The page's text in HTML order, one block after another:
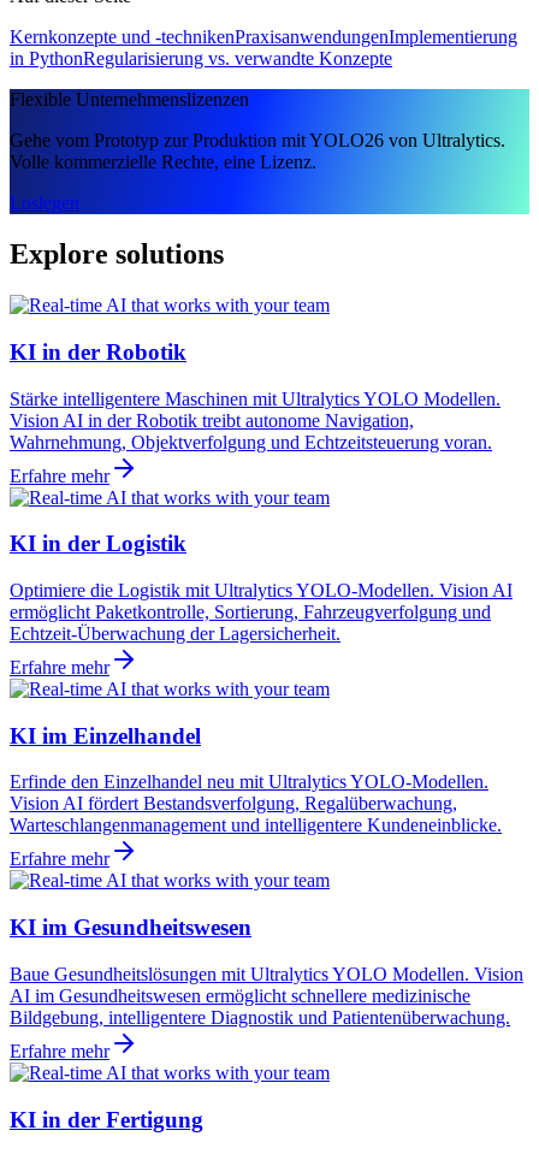
Kernkonzepte und -technikenPraxisanwendungenImplementierung
in PythonRegularisierung vs. verwandte Konzepte
Flexible Unternehmenslizenzen
Gehe vom Prototyp zur Produktion mit YOLO26 von Ultralytics.
Volle kommerzielle Rechte, eine Lizenz.
Loslegen
Explore solutions
KI in der Robotik
Stärke intelligentere Maschinen mit Ultralytics YOLO Modellen.
Vision AI in der Robotik treibt autonome Navigation,
Wahrnehmung, Objektverfolgung und Echtzeitsteuerung voran.
Erfahre mehr
KI in der Logistik
Optimiere die Logistik mit Ultralytics YOLO-Modellen. Vision AI
ermöglicht Paketkontrolle, Sortierung, Fahrzeugverfolgung und
Echtzeit-Überwachung der Lagersicherheit.
Erfahre mehr
KI im Einzelhandel
Erfinde den Einzelhandel neu mit Ultralytics YOLO-Modellen.
Vision AI fördert Bestandsverfolgung, Regalüberwachung,
Warteschlangenmanagement und intelligentere Kundeneinblicke.
Erfahre mehr
KI im Gesundheitswesen
Baue Gesundheitslösungen mit Ultralytics YOLO Modellen. Vision
AI im Gesundheitswesen ermöglicht schnellere medizinische
Bildgebung, intelligentere Diagnostik und Patientenüberwachung.
Erfahre mehr
KI in der Fertigung